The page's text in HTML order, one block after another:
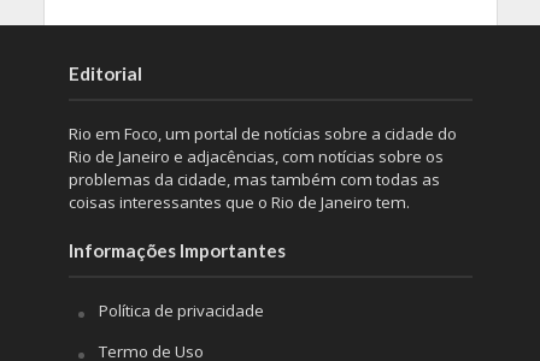
Editorial
Rio em Foco, um portal de notícias sobre a cidade do
Rio de Janeiro e adjacências, com notícias sobre os
problemas da cidade, mas também com todas as
coisas interessantes que o Rio de Janeiro tem.
Informações Importantes
Política de privacidade
Termo de Uso